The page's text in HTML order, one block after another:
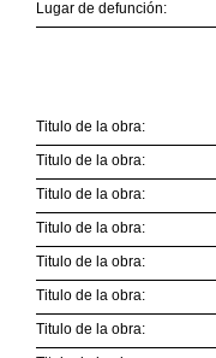
Lugar de defunción:
Titulo de la obra:
Titulo de la obra:
Titulo de la obra:
Titulo de la obra:
Titulo de la obra:
Titulo de la obra:
Titulo de la obra: